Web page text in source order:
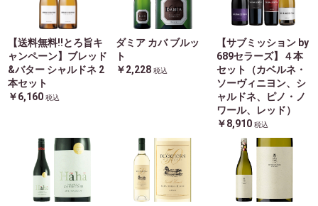
【送料無料!!とろ旨キ
ャンペーン】ブレッド
&バター シャルドネ 2
本セット
￥6,160 税込
ダミア カバ ブルッ
ト
￥2,228 税込
【サブミッション by
689セラーズ】４本
セット（カベルネ・
ソーヴィニヨン、シ
ャルドネ、ピノ・ノ
ワール、レッド）
￥8,910 税込